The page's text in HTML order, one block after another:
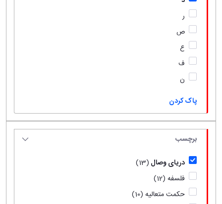
ر
ص
ع
ف
ن
پاک کردن
برچسب
دریای وصال (13)
فلسفه (12)
حکمت متعالیه (10)